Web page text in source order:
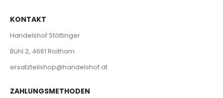
KONTAKT
Handelshof Stöttinger
Bühl 2, 4661 Roitham
ersatzteilshop@handelshof.at
ZAHLUNGSMETHODEN